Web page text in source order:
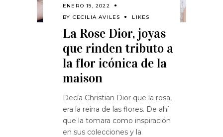
ENERO 19, 2022
BY CECILIA AVILES LIKES
La Rose Dior, joyas
que rinden tributo a
la flor icónica de la
maison
Decía Christian Dior que la rosa,
era la reina de las flores. De ahí
que la tomara como inspiración
en sus colecciones y la